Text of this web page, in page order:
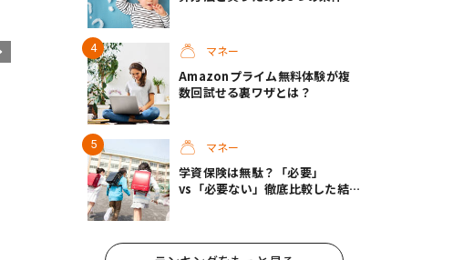
マネー
Amazonプライム無料体験が複
数回試せる裏ワザとは？
マネー
学資保険は無駄？「必要」
vs「必要ない」徹底比較した結